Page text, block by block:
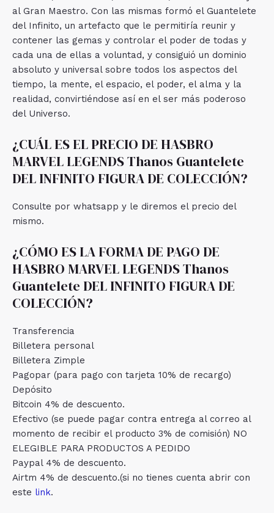
al Gran Maestro. Con las mismas formó el Guantelete
del Infinito, un artefacto que le permitiría reunir y
contener las gemas y controlar el poder de todas y
cada una de ellas a voluntad, y consiguió un dominio
absoluto y universal sobre todos los aspectos del
tiempo, la mente, el espacio, el poder, el alma y la
realidad, convirtiéndose así en el ser más poderoso
del Universo.
¿CUÁL ES EL PRECIO DE HASBRO
MARVEL LEGENDS Thanos Guantelete
DEL INFINITO FIGURA DE COLECCIÓN?
Consulte por whatsapp y le diremos el precio del
mismo.
¿CÓMO ES LA FORMA DE PAGO DE
HASBRO MARVEL LEGENDS Thanos
Guantelete DEL INFINITO FIGURA DE
COLECCIÓN?
Transferencia
Billetera personal
Billetera Zimple
Pagopar (para pago con tarjeta 10% de recargo)
Depósito
Bitcoin 4% de descuento.
Efectivo (se puede pagar contra entrega al correo al
momento de recibir el producto 3% de comisión) NO
ELEGIBLE PARA PRODUCTOS A PEDIDO
Paypal 4% de descuento.
Airtm 4% de descuento.(si no tienes cuenta abrir con
este link.